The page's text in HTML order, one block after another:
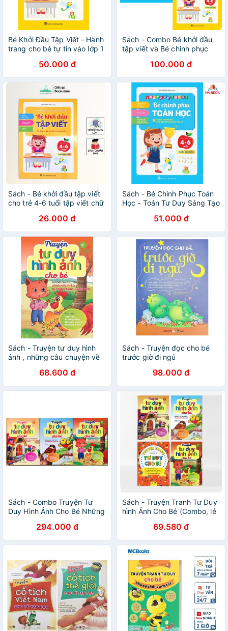
Bé Khởi Đầu Tập Viết - Hành
trang cho bé tự tin vào lớp 1
50.000 đ
Sách - Combo Bé khởi đầu
tập viết và Bé chinh phục
100.000 đ
Sách - Bé khởi đầu tập viết
cho trẻ 4-6 tuổi tập viết chữ
26.000 đ
Sách - Bé Chinh Phục Toán
Học - Toán Tư Duy Sáng Tạo
51.000 đ
Sách - Truyện tư duy hình
ảnh , những câu chuyện về
khiêm tốn68.600 đ
Sách - Truyện đọc cho bé
trước giờ đi ngủ
98.000 đ
Sách - Combo Truyện Tư
Duy Hình Ảnh Cho Bé Những
+ Yêu Thương, Chia Sẻ +
Lòng Hiếu Thảo
294.000 đ
Sách - Truyện Tranh Tư Duy
hình Ảnh Cho Bé (Combo, lẻ
Cổ Tích Song Ngữ
69.580 đ